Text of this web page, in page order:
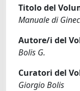
Titolo del
Manuale di
Autore/i del
Bolis G.
Curatori del
Giorgio Bolis